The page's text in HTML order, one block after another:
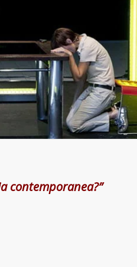
contemporanea?”